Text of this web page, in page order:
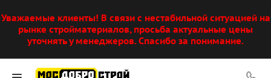
Уважаемые клиенты! В связи с нестабильной ситуацией на
рынке стройматериалов, просьба актуальные цены
уточнять у менеджеров. Спасибо за понимание.